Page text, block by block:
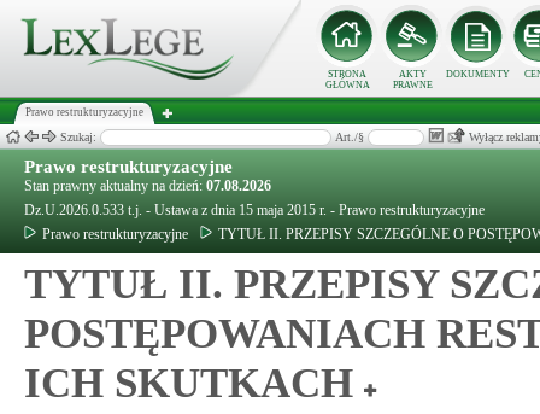
STRONA
GŁÓWNA
AKTY
PRAWNE
DOKUMENTY
Prawo restrukturyzacyjne
Szukaj: Art./§ Wyłącz
Prawo restrukturyzacyjne
Stan prawny aktualny na dzień: 07.08.2026
Dz.U.2026.0.533 t.j. - Ustawa z dnia 15 maja 2015 r. - Prawo restrukturyzacyjne
Prawo restrukturyzacyjne
TYTUŁ II. PRZEPISY SZCZEGÓLNE O
TYTUŁ II. PRZEPISY
POSTĘPOWANIACH
ICH SKUTKACH